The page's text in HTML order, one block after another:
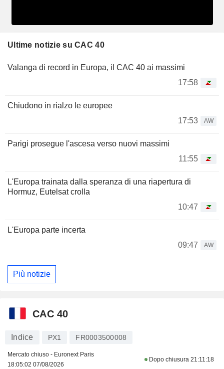
Ultime notizie su CAC 40
Valanga di record in Europa, il CAC 40 ai massimi
17:58
Chiudono in rialzo le europee
17:53
AW
Parigi prosegue l'ascesa verso nuovi massimi
11:55
L'Europa trainata dalla speranza di una riapertura di
Hormuz, Eutelsat crolla
10:47
L'Europa parte incerta
09:47
AW
Più notizie
CAC 40
Indice PX1 FR0003500008
Mercato chiuso - Euronext Paris
18:05:02 07/08/2026
Dopo chiusura 21:11:18